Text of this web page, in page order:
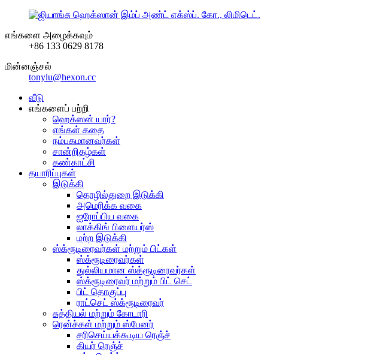
எங்களை அழைக்கவும்
+86 133 0629 8178
மின்னஞ்சல்
tonylu@hexon.cc
வீடு
எங்களைப் பற்றி
ஹெக்ஸன் யார்?
எங்கள் கதை
நம்பகமானவர்கள்
சான்றிதழ்கள்
கண்காட்சி
தயாரிப்புகள்
இடுக்கி
தொழில்துறை இடுக்கி
அமெரிக்க வகை
ஐரோப்பிய வகை
லாக்கிங் பிளையர்ஸ்
மற்ற இடுக்கி
ஸ்க்ரூடிரைவர்கள் மற்றும் பிட்கள்
ஸ்க்ரூடிரைவர்கள்
துல்லியமான ஸ்க்ரூடிரைவர்கள்
ஸ்க்ரூடிரைவர் மற்றும் பிட் செட்
பிட் தொகுப்பு
ராட்செட் ஸ்க்ரூடிரைவர்
சுத்தியல் மற்றும் கோடாரி
ரென்ச்கள் மற்றும் ஸ்பேனர்
சரிசெய்யக்கூடிய ரெஞ்ச்
கியர் ரெஞ்ச்